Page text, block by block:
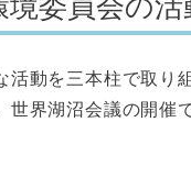
委員会の
活動を三本柱で取
世界湖沼会議の開催